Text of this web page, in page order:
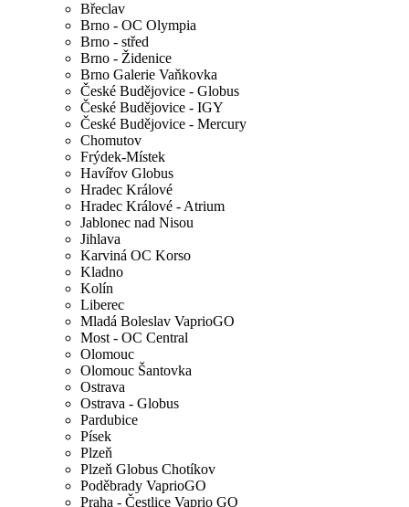
Břeclav
Brno - OC Olympia
Brno - střed
Brno - Židenice
Brno Galerie Vaňkovka
České Budějovice - Globus
České Budějovice - IGY
České Budějovice - Mercury
Chomutov
Frýdek-Místek
Havířov Globus
Hradec Králové
Hradec Králové - Atrium
Jablonec nad Nisou
Jihlava
Karviná OC Korso
Kladno
Kolín
Liberec
Mladá Boleslav VaprioGO
Most - OC Central
Olomouc
Olomouc Šantovka
Ostrava
Ostrava - Globus
Pardubice
Písek
Plzeň
Plzeň Globus Chotíkov
Poděbrady VaprioGO
Praha - Čestlice Vaprio GO